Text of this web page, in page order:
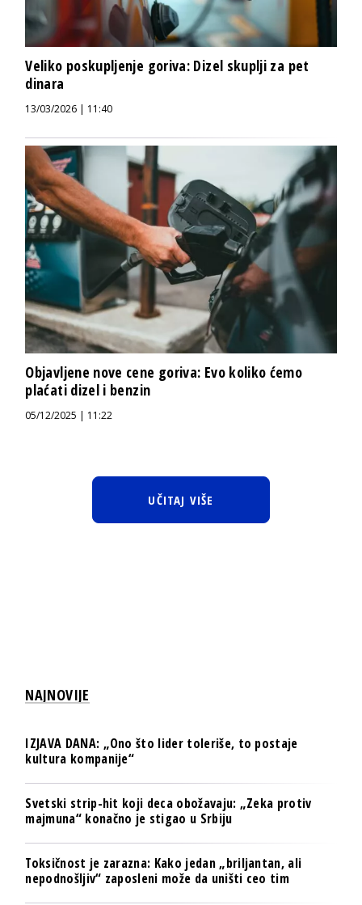
Veliko poskupljenje goriva: Dizel skuplji za pet
dinara
13/03/2026 | 11:40
Objavljene nove cene goriva: Evo koliko ćemo
plaćati dizel i benzin
05/12/2025 | 11:22
UČITAJ VIŠE
NAJNOVIJE
IZJAVA DANA: „Ono što lider toleriše, to postaje
kultura kompanije“
Svetski strip-hit koji deca obožavaju: „Zeka protiv
majmuna“ konačno je stigao u Srbiju
Toksičnost je zarazna: Kako jedan „briljantan, ali
nepodnošljiv“ zaposleni može da uništi ceo tim